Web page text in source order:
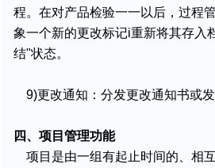
程。在对产品检验一一以后，过程
象一个新的更改标记i重新将其存入
结"状态。
9)更改通知：分发更改通知书或发
四、项目管理功能
项目是由一组有起止时间的、相